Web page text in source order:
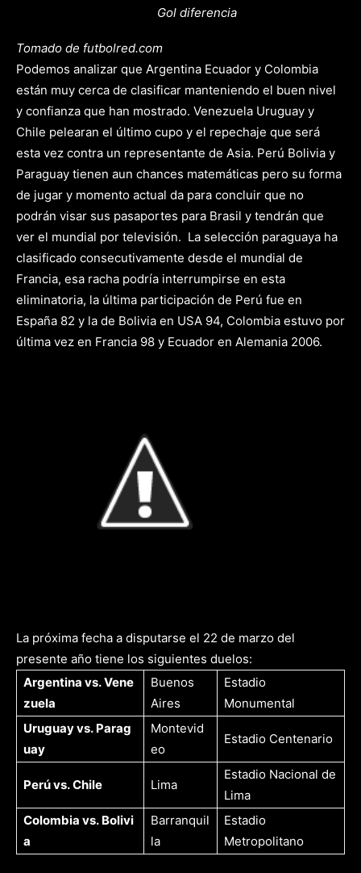
Gol diferencia
Tomado de futbolred.com
Podemos analizar que Argentina Ecuador y Colombia
están muy cerca de clasificar manteniendo el buen nivel
y confianza que han mostrado. Venezuela Uruguay y
Chile pelearan el último cupo y el repechaje que será
esta vez contra un representante de Asia. Perú Bolivia y
Paraguay tienen aun chances matemáticas pero su forma
de jugar y momento actual da para concluir que no
podrán visar sus pasaportes para Brasil y tendrán que
ver el mundial por televisión. La selección paraguaya ha
clasificado consecutivamente desde el mundial de
Francia, esa racha podría interrumpirse en esta
eliminatoria, la última participación de Perú fue en
España 82 y la de Bolivia en USA 94, Colombia estuvo por
última vez en Francia 98 y Ecuador en Alemania 2006.
La próxima fecha a disputarse el 22 de marzo del
presente año tiene los siguientes duelos:
Argentina vs.Vene
zuela
Buenos
Aires
Estadio
Monumental
Uruguayvs. Parag
uay
Montevid
eo
Estadio Centenario
Perúvs.Chile Lima
Estadio Nacional de
Lima
Colombia vs. Bolivi
a
Barranquil
la
Estadio
Metropolitano